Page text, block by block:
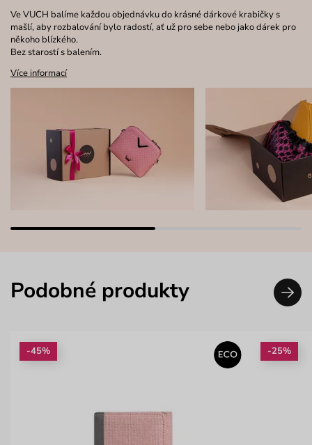
Ve VUCH balíme každou objednávku do krásné dárkové krabičky s
mašlí, aby rozbalování bylo radostí, ať už pro sebe nebo jako dárek pro
někoho blízkého.
Bez starostí s balením.
Více informací
Podobné produkty
-45% -25%